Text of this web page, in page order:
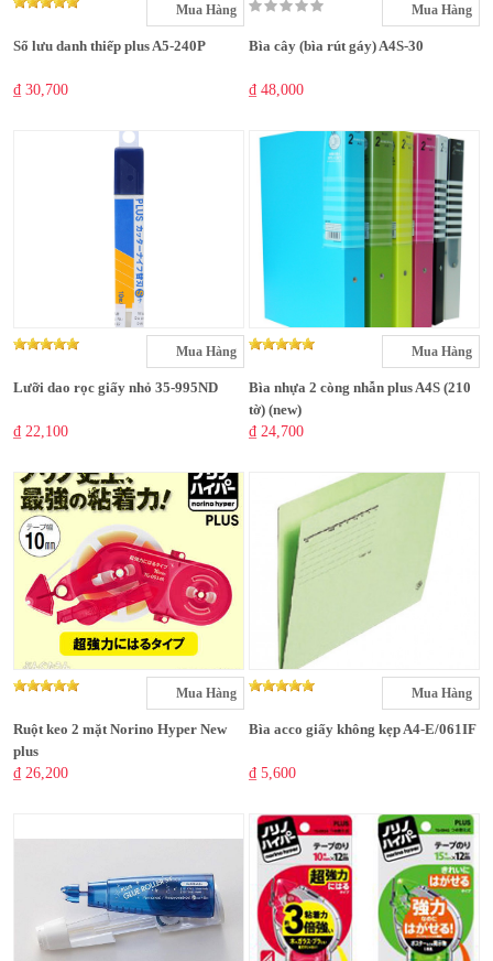
Mua Hàng
Sổ lưu danh thiếp plus A5-240P
₫ 30,700
Mua Hàng
Bìa cây (bìa rút gáy) A4S-30
₫ 48,000
Mua Hàng
Lưỡi dao rọc giấy nhỏ 35-995ND
₫ 22,100
Mua Hàng
Bìa nhựa 2 còng nhẫn plus A4S (210
tờ) (new)
₫ 24,700
Mua Hàng
Ruột keo 2 mặt Norino Hyper New
plus
₫ 26,200
Mua Hàng
Bìa acco giấy không kẹp A4-E/061IF
₫ 5,600